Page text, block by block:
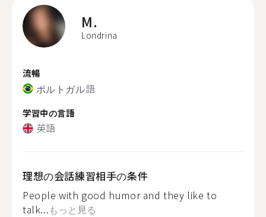
M.
Londrina
流暢
ポルトガル語
学習中の言語
英語
理想の会話練習相手の条件
People with good humor and they like to
talk...もっと見る